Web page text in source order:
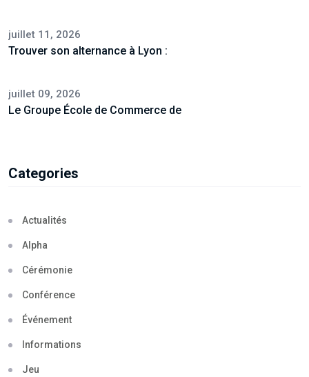
juillet 11, 2026
Trouver son alternance à Lyon :
juillet 09, 2026
Le Groupe École de Commerce de
Categories
Actualités
Alpha
Cérémonie
Conférence
Événement
Informations
Jeu